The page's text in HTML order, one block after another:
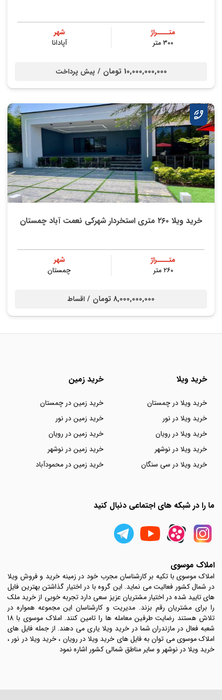
متــــراژ
۳۰۰ متر
شهر
آپادانا
10,000,000,000 تومان / پیش پرداخت
خرید ویلا ۲۶۰ متری استخردار شهرکی نعمت آباد چمستان
متــــراژ
۲۶۰ متر
شهر
چمستان
8,000,000,000 تومان / اقساط
خرید ویلا
خرید ویلا در چمستان
خرید ویلا در نور
خرید ویلا در رویان
خرید ویلا در نوشهر
خرید ویلا در سی سنگان
خرید زمین
خرید زمین در چمستان
خرید زمین در نور
خرید زمین در رویان
خرید زمین در نوشهر
خرید زمین در محمودآباد
ما را در شبکه های اجتماعی دنبال کنید
املاک موسوی
املاک موسوی با تکیه بر کارشناسان مجرب خود در زمینه خرید و فروش ویلا
در شمال کشور فعالیت می نماید. این گروه با در اختیار گذاشتن بهترین فایل
های تایید شده در اختیار مشتریان عزیز سعی دارد تجربه خوبی از خرید ملک
را برای مشتریان رقم بزند. مدیریت و کارشناسان این مجموعه همواره در
تلاش هستند رضایت طرفین معامله ها را تامین کنند. املاک موسوی با 18
شعبه فعال در مازندران شما در خرید ویلا یاری می دهند. از جمله فایل های
املاک موسوی می توان به فایل های خرید ویلا در رویان ، خرید ویلا در نور ،
خرید ویلا در نوشهر و سایر مناطق شمالی کشور اشاره نمود